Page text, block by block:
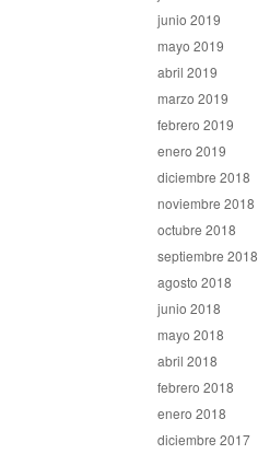
junio 2019
mayo 2019
abril 2019
marzo 2019
febrero 2019
enero 2019
diciembre 2018
noviembre 2018
octubre 2018
septiembre 2018
agosto 2018
junio 2018
mayo 2018
abril 2018
febrero 2018
enero 2018
diciembre 2017